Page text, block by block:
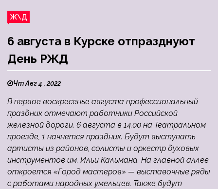
Ж\Д
6 августа в Курске отпразднуют
День РЖД
Чт Авг 4 , 2022
В первое воскресенье августа профессиональный
праздник отмечают работники Российской
железной дороги. 6 августа в 14.00 на Театральном
проезде, 1 начнется праздник. Будут выступать
артисты из районов, солисты и оркестр духовых
инструментов им. Ильи Кальмана. На главной аллее
откроется «Город мастеров» — выставочные ряды
с работами народных умельцев. Также будут